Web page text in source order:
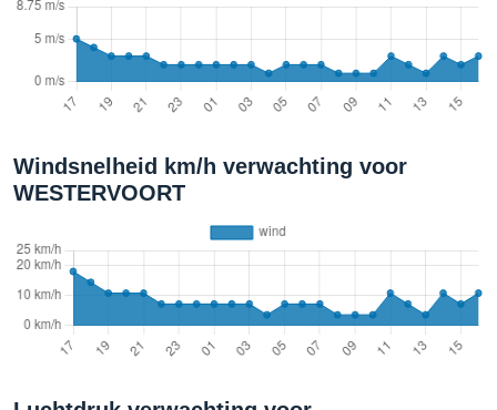
Windsnelheid km/h verwachting voor
WESTERVOORT